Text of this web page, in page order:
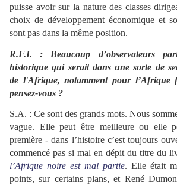
puisse avoir sur la nature des classes
choix de développement économique et
sont pas dans la même position.
R.F.I. : Beaucoup d’observateurs
historique qui serait dans une sorte de
de l'Afrique, notamment pour l’Afrique
pensez-vous ?
S.A. : Ce sont des grands mots. Nous
vague. Elle peut être meilleure ou elle
première - dans l’histoire c’est toujours
commencé pas si mal en dépit du titre du
l’Afrique noire est mal partie. Elle était
points, sur certains plans, et René